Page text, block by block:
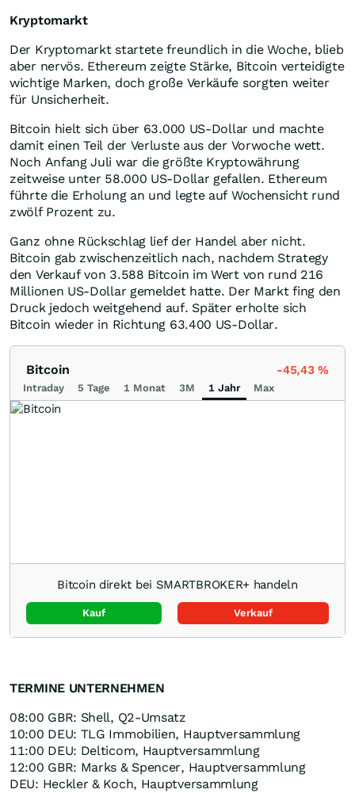
Kryptomarkt
Der Kryptomarkt startete freundlich in die Woche, blieb
aber nervös. Ethereum zeigte Stärke, Bitcoin verteidigte
wichtige Marken, doch große Verkäufe sorgten weiter
für Unsicherheit.
Bitcoin hielt sich über 63.000 US-Dollar und machte
damit einen Teil der Verluste aus der Vorwoche wett.
Noch Anfang Juli war die größte Kryptowährung
zeitweise unter 58.000 US-Dollar gefallen. Ethereum
führte die Erholung an und legte auf Wochensicht rund
zwölf Prozent zu.
Ganz ohne Rückschlag lief der Handel aber nicht.
Bitcoin gab zwischenzeitlich nach, nachdem Strategy
den Verkauf von 3.588 Bitcoin im Wert von rund 216
Millionen US-Dollar gemeldet hatte. Der Markt fing den
Druck jedoch weitgehend auf. Später erholte sich
Bitcoin wieder in Richtung 63.400 US-Dollar.
Bitcoin -45,43%
Intraday 5 Tage 1 Monat 3M 1 Jahr Max
Bitcoin direkt bei SMARTBROKER+ handeln
Kauf Verkauf
TERMINE UNTERNEHMEN
08:00 GBR: Shell, Q2-Umsatz
10:00 DEU: TLG Immobilien, Hauptversammlung
11:00 DEU: Delticom, Hauptversammlung
12:00 GBR: Marks & Spencer, Hauptversammlung
DEU: Heckler & Koch, Hauptversammlung